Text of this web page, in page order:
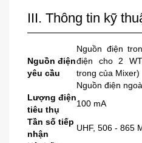
III. Thông tin kỹ
Nguồn điện
yêu cầu
Nguồn điện
điện cho 2
trong của Mixer)
Nguồn điện
Lượng điện
tiêu thụ
100 mA
Tần số tiếp
nhận
UHF, 506 - 865